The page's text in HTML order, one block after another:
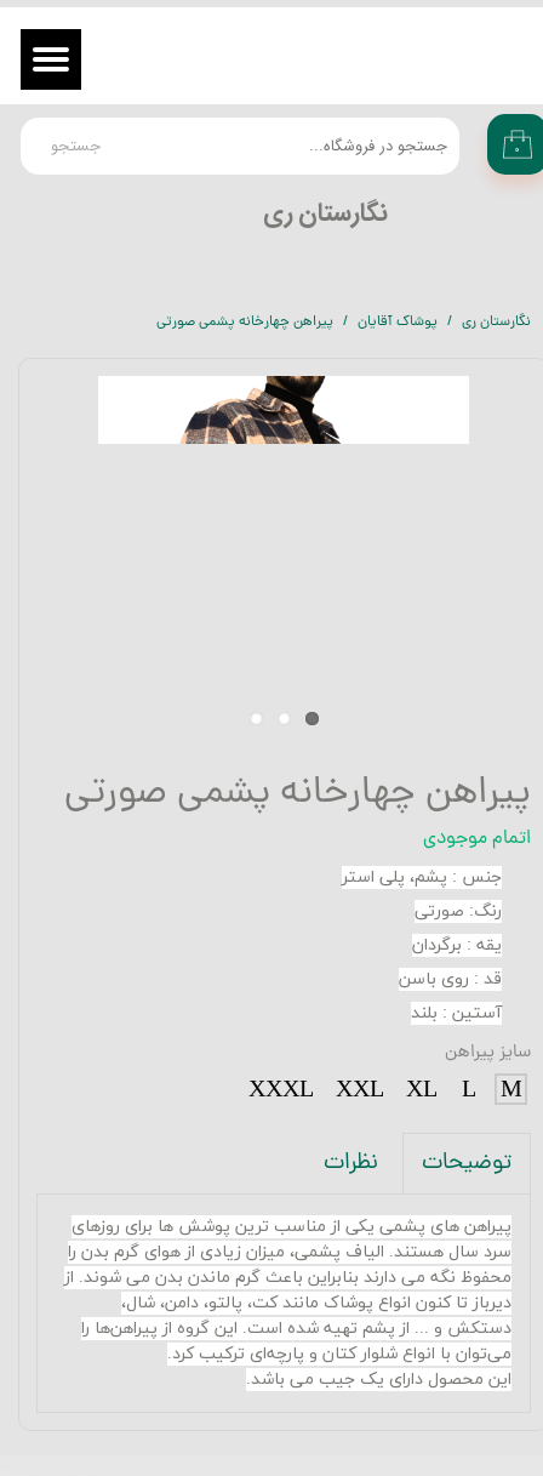
​نگارستان ری
جستجو ۰
تغییر گذر واژه
سفارشات
خروج از حساب کاربری
نگارستان ری پوشاک آقایان پیراهن چهارخانه پشمی صورتی
پیراهن چهارخانه پشمی صورتی
اتمام موجودی
جنس : پشم، پلی استر
رنگ: صورتی
یقه : برگردان
قد : روی باسن
آستین : بلند
سایز پیراهن
M
L
XL
XXL
XXXL
توضیحات نظرات
پیراهن های پشمی یکی از مناسب ترین پوشش ها برای روزهای
سرد سال هستند. الیاف پشمی، میزان زیادی از هوای گرم بدن را
محفوظ نگه می دارند بنابراین باعث گرم ماندن بدن می شوند. از
دیرباز تا کنون انواع پوشاک مانند کت، پالتو، دامن، شال،
دستکش و ... از پشم تهیه شده است. این گروه از پیراهن‌ها را
می‌توان با انواع شلوار کتان و پارچه‌ای ترکیب کرد.
این محصول دارای یک جیب می باشد.